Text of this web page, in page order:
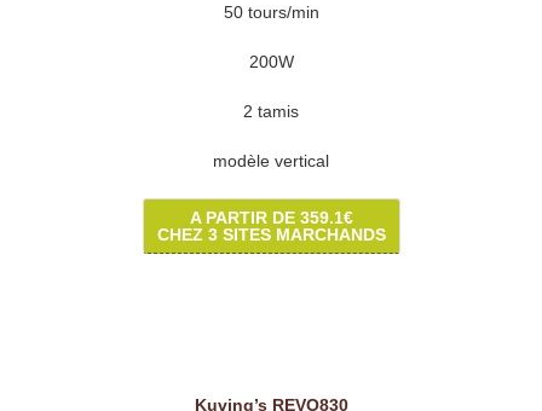
50 tours/min
200W
2 tamis
modèle vertical
A PARTIR DE 359.1€
CHEZ 3 SITES MARCHANDS
Kuving’s REVO830